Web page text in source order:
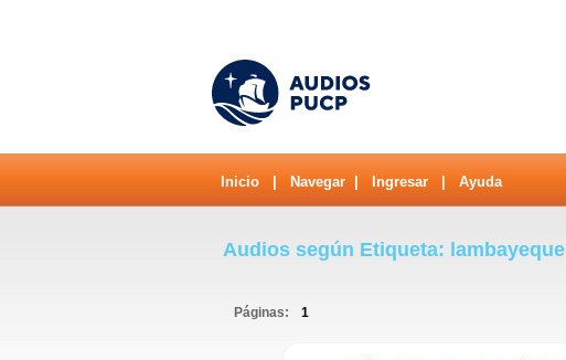
Inicio Navegar Ingresar Ayuda
Audios según Etiqueta: lambayeque
Páginas: 1